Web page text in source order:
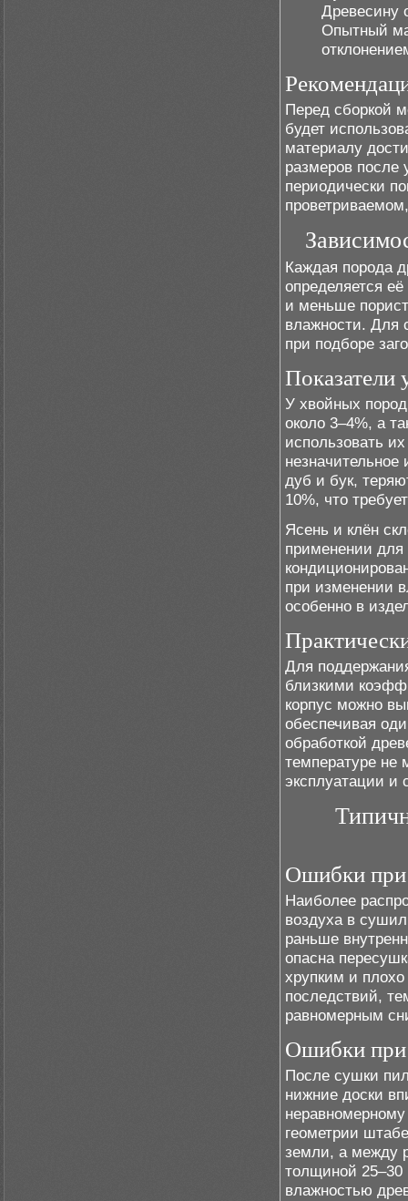
Древесину
Опытный
Перед сборкой
будет
материалу
размеров после
периодически
Каждая порода
определяется
и меньше
влажности. Для
при подборе
Показатели
У хвойных
около 3–4%, а
использовать
дуб и бук,
10%, что
Ясень и клён
применении для
при изменении
особенно в
Для
близкими
корпус можно
обеспечивая
обработкой
температуре не
эксплуатации и
Ошибки
Наиболее
воздуха в
раньше
опасна
хрупким и
последствий,
равномерным
Ошибки при
После сушки
нижние доски
геометрии
земли, а между
толщиной
влажностью